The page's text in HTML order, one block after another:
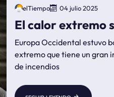
elTiempo 04 julio 2025
El calor extremo
Europa Occidental estuvo
extremo que tiene un gran
de incendios